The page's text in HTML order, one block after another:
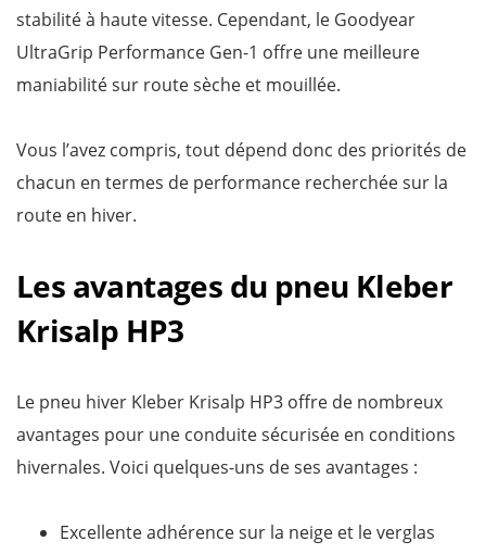
stabilité à haute vitesse. Cependant, le Goodyear
UltraGrip Performance Gen-1 offre une meilleure
maniabilité sur route sèche et mouillée.
Vous l’avez compris, tout dépend donc des priorités de
chacun en termes de performance recherchée sur la
route en hiver.
Les avantages du pneu Kleber
Krisalp HP3
Le pneu hiver Kleber Krisalp HP3 offre de nombreux
avantages pour une conduite sécurisée en conditions
hivernales. Voici quelques-uns de ses avantages :
Excellente adhérence sur la neige et le verglas